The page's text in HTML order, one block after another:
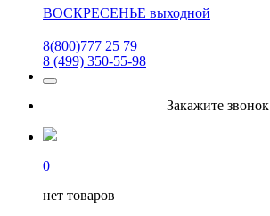
ВОСКРЕСЕНЬЕ выходной
8(800)777 25 79
8 (499) 350-55-98
Закажите звонок
0
нет товаров